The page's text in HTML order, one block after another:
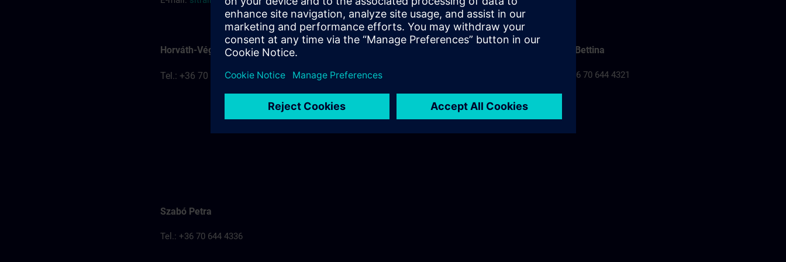
Horváth-Véghelyi Kitti
Tel.: +36 70 777 8401 Tel.: +36 70 997 0594
Falusi Bettina
Tel.: +36 70 644 4321
Szabó Petra
Tel.: +36 70 644 4336